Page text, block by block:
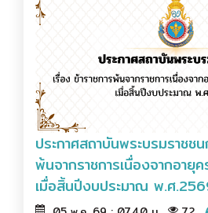
ประกาศสถาบันพระบรมราชช
พ้นจากราชการเนื่องจากอา
เมื่อสิ้นปีงบประมาณ พ.ศ